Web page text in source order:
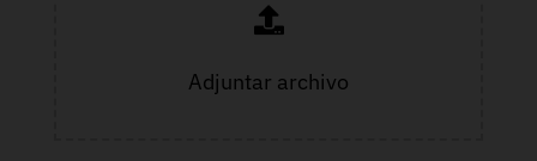
Adjuntar archivo